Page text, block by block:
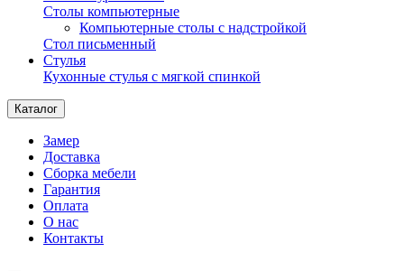
Столы компьютерные
Компьютерные столы с надстройкой
Стол письменный
Стулья
Кухонные стулья с мягкой спинкой
Каталог
Замер
Доставка
Сборка мебели
Гарантия
Оплата
О нас
Контакты